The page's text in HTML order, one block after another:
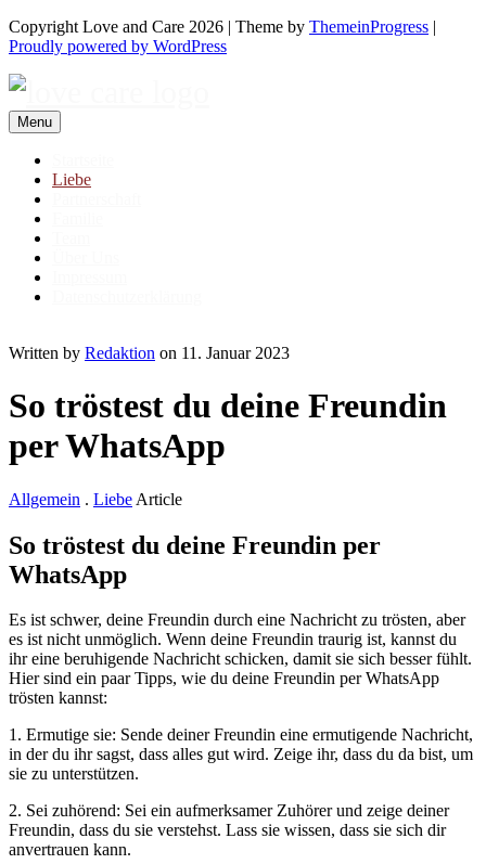
Copyright Love and Care 2026 | Theme by ThemeinProgress |
Proudly powered by WordPress
Menu
Liebe
Written by Redaktion on 11. Januar 2023
So tröstest du deine Freundin
per WhatsApp
Allgemein . Liebe Article
So tröstest du deine Freundin per
WhatsApp
Es ist schwer, deine Freundin durch eine Nachricht zu trösten, aber
es ist nicht unmöglich. Wenn deine Freundin traurig ist, kannst du
ihr eine beruhigende Nachricht schicken, damit sie sich besser fühlt.
Hier sind ein paar Tipps, wie du deine Freundin per WhatsApp
trösten kannst:
1. Ermutige sie: Sende deiner Freundin eine ermutigende Nachricht,
in der du ihr sagst, dass alles gut wird. Zeige ihr, dass du da bist, um
sie zu unterstützen.
2. Sei zuhörend: Sei ein aufmerksamer Zuhörer und zeige deiner
Freundin, dass du sie verstehst. Lass sie wissen, dass sie sich dir
anvertrauen kann.